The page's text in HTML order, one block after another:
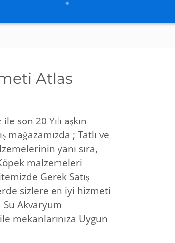
Atlas
son 20 Yılı aşkın
; Tatlı ve
yanı sıra,
malzemeleri
Gerek Satış
sizlere en iyi hizmeti
Su Akvaryum
mekanlarınıza Uygun